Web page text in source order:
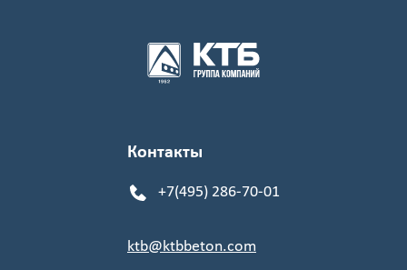
Контакты
+7(495) 286-70-01
ktb@ktbbeton.com